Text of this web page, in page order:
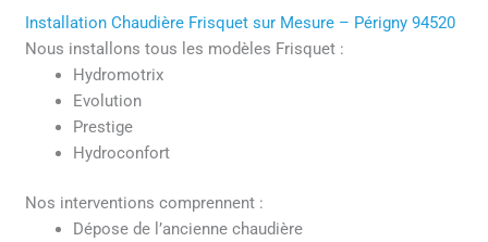
Installation Chaudière Frisquet sur Mesure – Périgny 94520
Nous installons tous les modèles Frisquet :
Hydromotrix
Evolution
Prestige
Hydroconfort
Nos interventions comprennent :
Dépose de l’ancienne chaudière